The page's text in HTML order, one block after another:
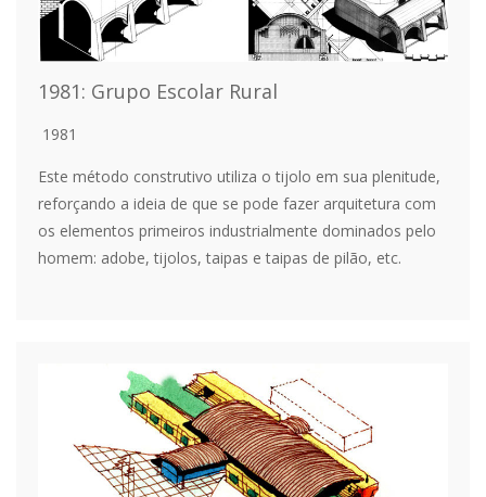
1981: Grupo Escolar Rural
1981
Este método construtivo utiliza o tijolo em sua plenitude,
reforçando a ideia de que se pode fazer arquitetura com
os elementos primeiros industrialmente dominados pelo
homem: adobe, tijolos, taipas e taipas de pilão, etc.